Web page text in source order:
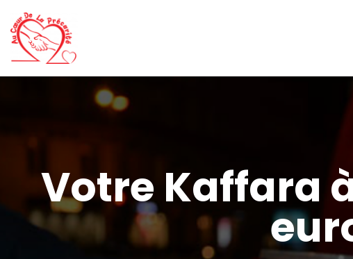
Aller
au
contenu
Votre Kaffara